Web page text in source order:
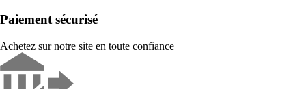
Paiement sécurisé
Achetez sur notre site en toute confiance